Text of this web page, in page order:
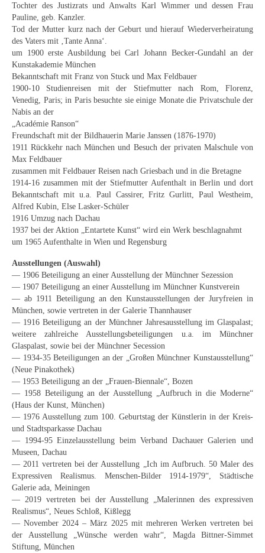
Curt Wittenbecher
Weitere Künstler nach 1945
Unbekannt
Autographen / Dokumente
Herkunft & Wirkungsstätte
Berliner Künstler
Düsseldorfer Künstler
Fränkische Künstler
Hamburger Künstler
Münchner Künstler
Schwäbische Künstler
Weitere
Expressiver Realismus
Motive
Abstraktion
Industrie & Arbeit
Mediterrane Landschaft
Norddeutsche Landschaften
Süddeutsche Landschaft
Selbstbildnisse
Stillleben
Neues
Tochter des Justizrats und Anwalts Karl Wimmer und dessen Frau
Pauline, geb. Kanzler.
Tod der Mutter kurz nach der Geburt und hierauf Wiederverheiratung
des Vaters mit ‚Tante Anna‘.
um 1900 erste Ausbildung bei Carl Johann Becker-Gundahl an der
Kunstakademie München
Bekanntschaft mit Franz von Stuck und Max Feldbauer
1900-10 Studienreisen mit der Stiefmutter nach Rom, Florenz,
Venedig, Paris; in Paris besuchte sie einige Monate die Privatschule der
Nabis an der
„Académie Ranson“
Freundschaft mit der Bildhauerin Marie Janssen (1876-1970)
1911 Rückkehr nach München und Besuch der privaten Malschule von
Max Feldbauer
zusammen mit Feldbauer Reisen nach Griesbach und in die Bretagne
1914-16 zusammen mit der Stiefmutter Aufenthalt in Berlin und dort
Bekanntschaft mit u.a. Paul Cassirer, Fritz Gurlitt, Paul Westheim,
Alfred Kubin, Else Lasker-Schüler
1916 Umzug nach Dachau
1937 bei der Aktion „Entartete Kunst“ wird ein Werk beschlagnahmt
um 1965 Aufenthalte in Wien und Regensburg
Ausstellungen (Auswahl)
— 1906 Beteiligung an einer Ausstellung der Münchner Sezession
— 1907 Beteiligung an einer Ausstellung im Münchner Kunstverein
— ab 1911 Beteiligung an den Kunstausstellungen der Juryfreien in
München, sowie vertreten in der Galerie Thannhauser
— 1916 Beteiligung an der Münchner Jahresausstellung im Glaspalast;
weitere zahlreiche Ausstellungsbeteiligungen u.a. im Münchner
Glaspalast, sowie bei der Münchner Secession
— 1934-35 Beteiligungen an der „Großen Münchner Kunstausstellung“
(Neue Pinakothek)
— 1953 Beteiligung an der „Frauen-Biennale“, Bozen
— 1958 Beteiligung an der Ausstellung „Aufbruch in die Moderne“
(Haus der Kunst, München)
— 1976 Ausstellung zum 100. Geburtstag der Künstlerin in der Kreis-
und Stadtsparkasse Dachau
— 1994-95 Einzelausstellung beim Verband Dachauer Galerien und
Museen, Dachau
— 2011 vertreten bei der Ausstellung „Ich im Aufbruch. 50 Maler des
Expressiven Realismus. Menschen-Bilder 1914-1979“, Städtische
Galerie ada, Meiningen
— 2019 vertreten bei der Ausstellung „Malerinnen des expressiven
Realismus“, Neues Schloß, Kißlegg
— November 2024 – März 2025 mit mehreren Werken vertreten bei
der Ausstellung „Wünsche werden wahr“, Magda Bittner-Simmet
Stiftung, München